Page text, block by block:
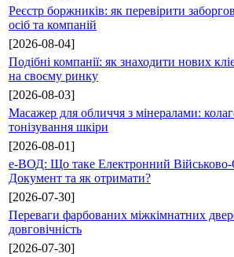
Реєстр боржників: як перевірити
осіб та компаній
[2026-08-04]
Подібні компанії: як знаходити нових
на своєму ринку
[2026-08-03]
Масажер для обличчя з мінералами:
тонізування шкіри
[2026-08-01]
е-ВОД: Що таке Електронний Військово-
Документ та як отримати?
[2026-07-30]
Переваги фарбованих міжкімнатних
довговічність
[2026-07-30]